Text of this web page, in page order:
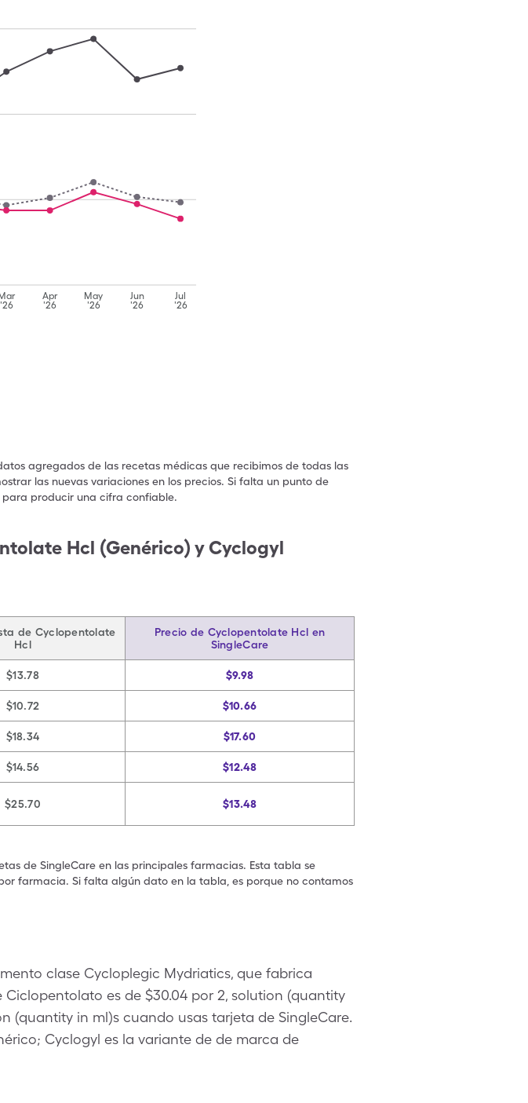
Mar
'26
Apr
'26
May
'26
Jun
'26
Jul
'26
agregados de las recetas médicas que recibimos de todas las
las nuevas variaciones en los precios. Si falta un punto de
producir una cifra confiable.
Hcl (Genérico) y Cyclogyl
de Cyclopentolate
Hcl
Precio de Cyclopentolate Hcl en
SingleCare
$13.78 $9.98
$10.72 $10.66
$18.34 $17.60
$14.56 $12.48
$25.70 $13.48
de SingleCare en las principales farmacias. Esta tabla se
farmacia. Si falta algún dato en la tabla, es porque no contamos
clase Cycloplegic Mydriatics, que fabrica
es de $30.04 por 2, solution (quantity
(quantity in ml)s cuando usas tarjeta de SingleCare.
Cyclogyl es la variante de de marca de